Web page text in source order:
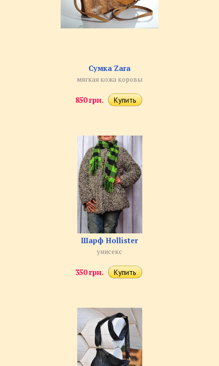
Сумка Zara
мягкая кожа коровы
850 грн.
Шарф Hollister
унисекс
350 грн.